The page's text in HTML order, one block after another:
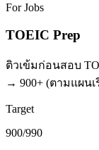
For Jobs
TOEIC Prep
ติวเข้มก่อนสอบ
→ 900+ (ตามแผนเ
Target
900/990